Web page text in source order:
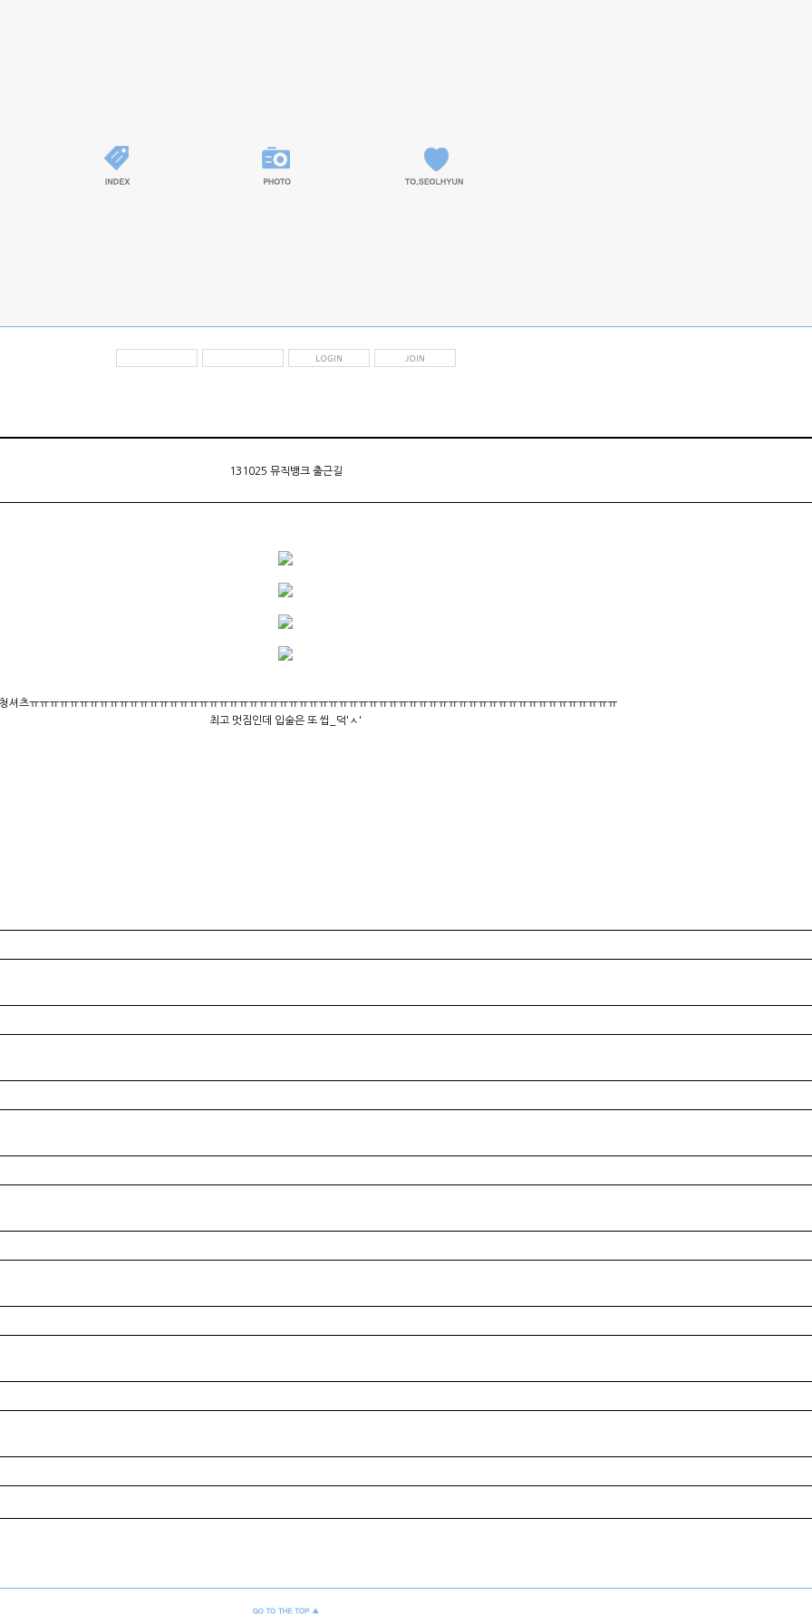
131025 뮤직뱅크 출근길
셔츠ㅠㅠㅠㅠㅠㅠㅠㅠㅠㅠㅠㅠㅠㅠㅠㅠㅠㅠㅠㅠㅠㅠㅠㅠㅠㅠㅠㅠㅠㅠㅠㅠㅠㅠㅠㅠㅠㅠㅠㅠㅠㅠㅠㅠㅠㅠㅠㅠㅠㅠㅠㅠㅠㅠㅠㅠㅠㅠㅠ
최고 멋짐인데 입술은 또 씹_덕'ㅅ'